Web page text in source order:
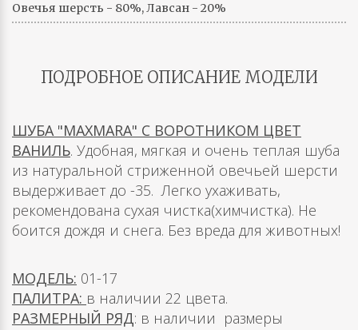
Овечья шерсть - 80%, Лавсан - 20%
ПОДРОБНОЕ ОПИСАНИЕ МОДЕЛИ
ШУБА "MAXMARA" С ВОРОТНИКОМ ЦВЕТ
ВАНИЛЬ. Удобная, мягкая и очень теплая шуба
из натуральной стриженной овечьей шерсти
выдерживает до -35. Легко ухаживать,
рекомендована сухая чистка(химчистка). Не
боится дождя и снега. Без вреда для животных!
МОДЕЛЬ: 01-17
ПАЛИТРА: в наличии 22 цвета.
РАЗМЕРНЫЙ РЯД: в наличии размеры